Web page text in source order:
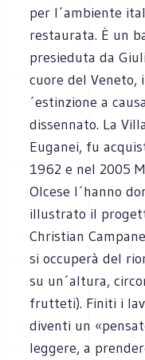
per l´ambiente
restaurata. È un
presieduta da
cuore del Veneto,
´estinzione a
dissennato. La
Euganei, fu
1962 e nel 2005
Olcese l´hanno
illustrato il
Christian
si occuperà del
su un´altura,
frutteti). Finiti i
diventi un
leggere, a